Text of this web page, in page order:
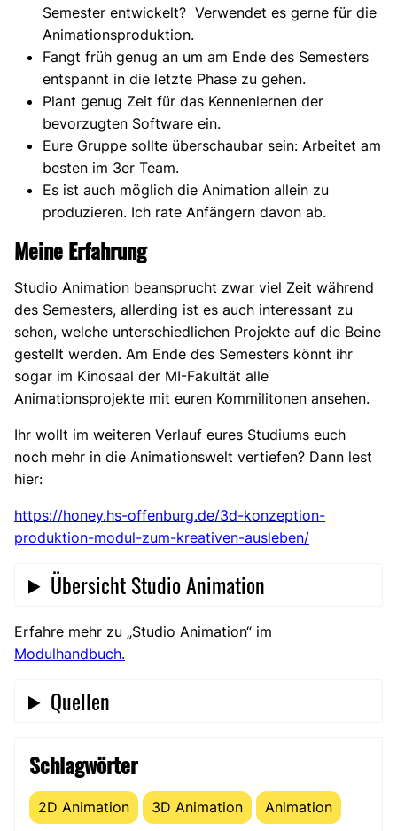
Semester entwickelt? Verwendet es gerne für die
Animationsproduktion.
Fangt früh genug an um am Ende des Semesters
entspannt in die letzte Phase zu gehen.
Plant genug Zeit für das Kennenlernen der
bevorzugten Software ein.
Eure Gruppe sollte überschaubar sein: Arbeitet am
besten im 3er Team.
Es ist auch möglich die Animation allein zu
produzieren. Ich rate Anfängern davon ab.
Meine Erfahrung
Studio Animation beansprucht zwar viel Zeit während
des Semesters, allerding ist es auch interessant zu
sehen, welche unterschiedlichen Projekte auf die Beine
gestellt werden. Am Ende des Semesters könnt ihr
sogar im Kinosaal der MI-Fakultät alle
Animationsprojekte mit euren Kommilitonen ansehen.
Ihr wollt im weiteren Verlauf eures Studiums euch
noch mehr in die Animationswelt vertiefen? Dann lest
hier:
https://honey.hs-offenburg.de/3d-konzeption-
produktion-modul-zum-kreativen-ausleben/
Übersicht Studio Animation
Erfahre mehr zu „Studio Animation“ im
Modulhandbuch.
Quellen
Schlagwörter
2D Animation 3D Animation Animation